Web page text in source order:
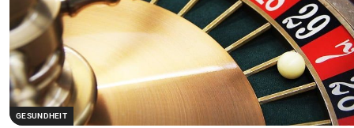
GESUNDHEIT